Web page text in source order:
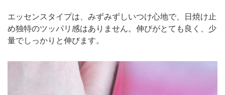
エッセンスタイプは、みずみずしいつけ心地で、日焼け止
め独特のツッパリ感はありません。伸びがとても良く、少
量でしっかりと伸びます。